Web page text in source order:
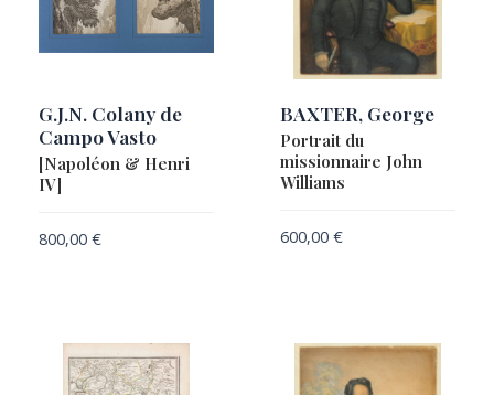
JANSSON, Jan
JEFFERYS, Thomas / LE ROUGE, Georges-Louis
JOLLAIN, Gérard
LA FONTAINE, Jean de
LA ROCHEFOUCAULD-LIANCOURT, François-
LAET, Johannes de
LAPORTE, Etienne
Le Comité de pétitions et de correspondance
G.J.N. Colany de
Campo Vasto
[Napoléon & Henri
IV]
800,00 €
BAXTER, George
Portrait du
missionnaire John
Williams
600,00 €